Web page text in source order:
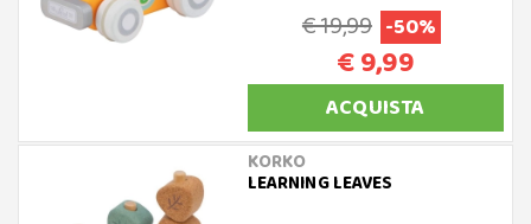
€ 19,99 -50%
€ 9,99
ACQUISTA
KORKO
LEARNING LEAVES